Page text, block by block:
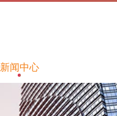
新闻中心